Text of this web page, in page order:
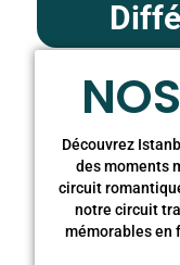
Découvrez
des moments
circuit
notre circuit
mémorables en